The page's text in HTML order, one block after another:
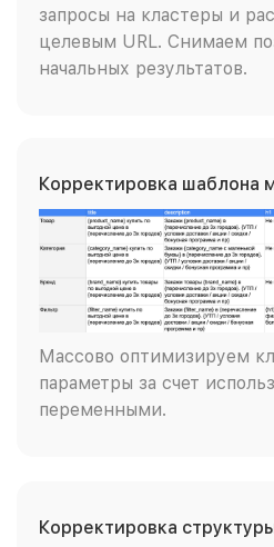
запросы на кластеры и
целевым URL. Снимаем
начальных результатов.
Корректировка шаблона
Массово оптимизируем
параметры за счет
переменными.
Корректировка